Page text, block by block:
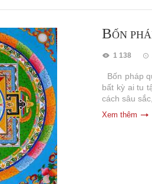
BỐN
1 138
Bốn pháp
bất kỳ ai tu
cách sâu
Xem thêm